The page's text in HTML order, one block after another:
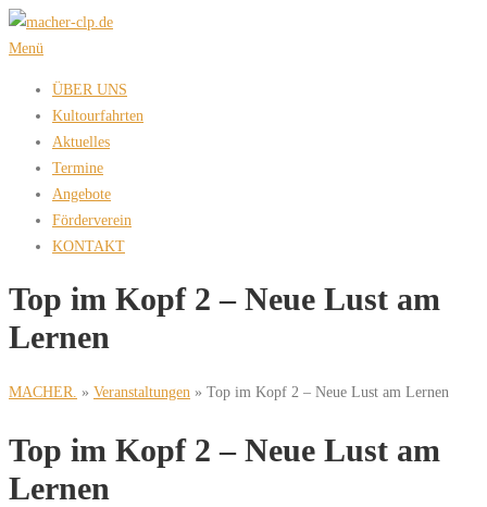
Zum
Inhalt
Menü
ÜBER UNS
Kultourfahrten
Aktuelles
Termine
Angebote
Förderverein
KONTAKT
Top im Kopf 2 – Neue Lust am
Lernen
MACHER. » Veranstaltungen » Top im Kopf 2 – Neue Lust am Lernen
Top im Kopf 2 – Neue Lust am
Lernen